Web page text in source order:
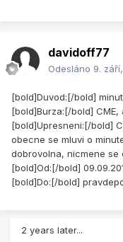
davidoff77
Odesláno 9.
[bold]Duvod:[/bold]
[bold]Burza:[/bold]
[bold]Upresneni:[/bold]
obecne se mluvi o
dobrovolna, nicmene se
[bold]Od:[/bold]
[bold]Do:[/bold]
2 years later...